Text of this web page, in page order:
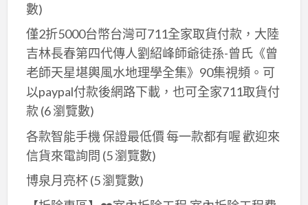
數)
僅2折5000台幣台灣可711全家取貨付款，大陸
吉林長春第四代傳人劉紹峰師爺徒孫-曾氏《曾
老師天星堪輿風水地理學全集》90集視頻。可
以paypal付款後網路下載，也可全家711取貨付
款 (6 瀏覽數)
各款智能手機 保證最低價 每一款都有喔 歡迎來
信貨來電詢問 (5 瀏覽數)
博泉月亮杯(5 瀏覽數)